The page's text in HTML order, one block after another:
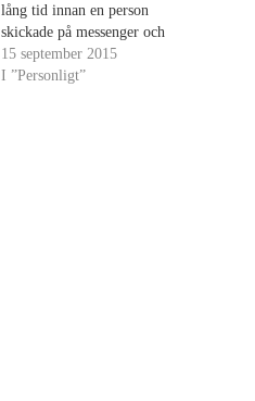
lång tid innan en person
skickade på messenger och
undrade om jag verkligen mår
bra då jag börjar se "ohälsosamt
15 september 2015
I ”Personligt”